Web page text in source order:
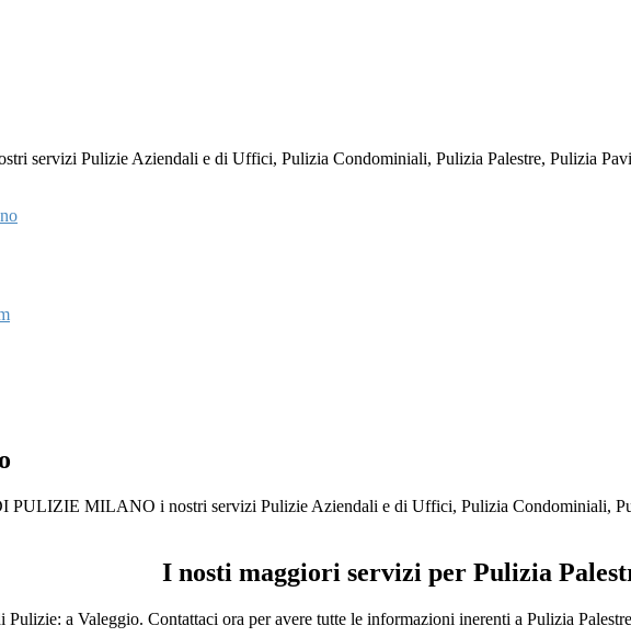
servizi Pulizie Aziendali e di Uffici, Pulizia Condominiali, Pulizia Palestre, Pulizia
PULIZIE MILANO i nostri servizi Pulizie Aziendali e di Uffici, Pulizia Condominiali,
I nosti maggiori servizi per Pulizia